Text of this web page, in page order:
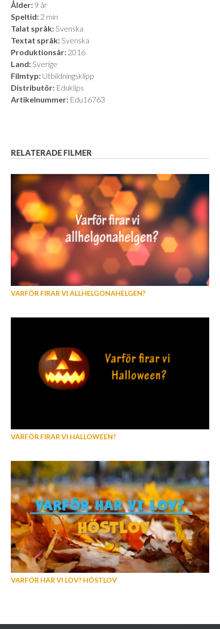
Ålder: 9 år
Speltid: 2 min
Talat språk:Svenska
Textat språk:Svenska
Produktionsår: 2016
Land:Sverige
Filmtyp: Utbildningsklipp
Distributör: Eduklips
Artikelnummer: Edu16763
RELATERADE FILMER
VARFÖR FIRAR VI ALLHELGONAHELGEN?
VARFÖR FIRAR VI HALLOWEEN?
VARFÖR HAR VI LOV? HÖSTLOV